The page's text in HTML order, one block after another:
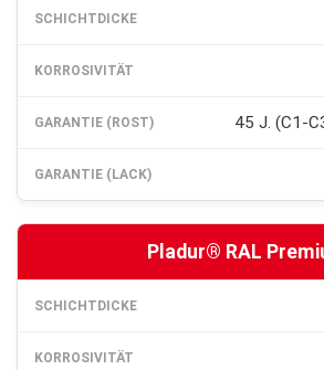
45 J. (C1-
Pladur® RAL